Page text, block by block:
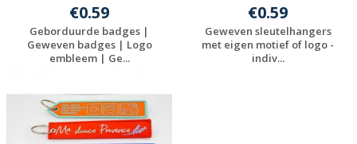
€0.59
Geborduurde badges |
Geweven badges | Logo
embleem | Ge...
aanvragen
€0.59
Geweven sleutelhangers
met eigen motief of logo -
indiv...